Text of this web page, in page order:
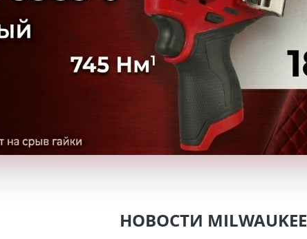
НОВОСТИ MILWAUKEE